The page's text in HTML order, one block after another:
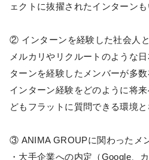
ェクトに抜擢されたインターンも
② インターンを経験した社会人
メルカリやリクルートのような
ターンを経験したメンバーが多数
インターン経験をどのように将
どもフラットに質問できる環境と
③ ANIMA GROUPに関わったメ
・大手企業への内定（Google、